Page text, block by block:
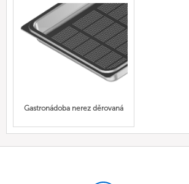
Gastronádoba nerez děrovaná